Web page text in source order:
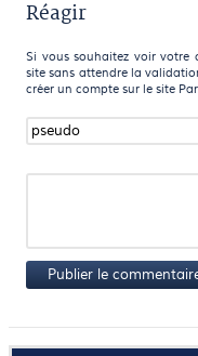
Réagir
Si vous souhaitez voir votre
site sans attendre la
créer un compte sur le site
Publier le